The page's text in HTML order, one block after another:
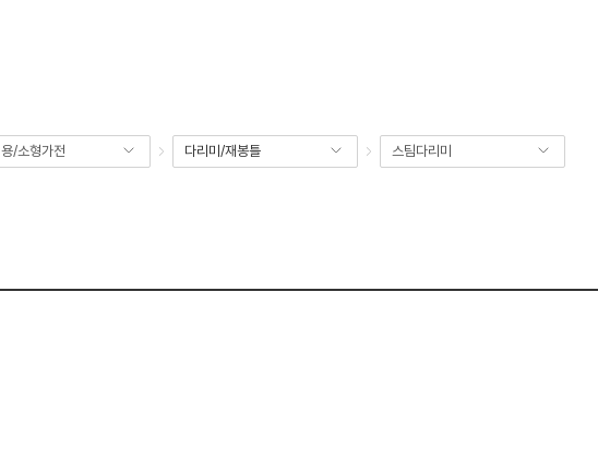
/소형가전 다리미/재봉틀 스팀다리미